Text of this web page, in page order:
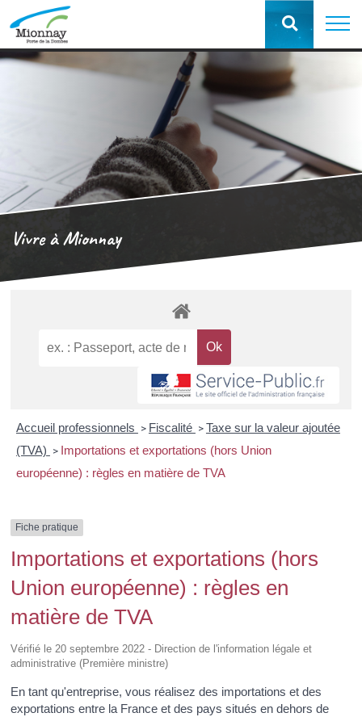
Vivre à Mionnay
Accueil professionnels > Fiscalité > Taxe sur la valeur ajoutée
(TVA) > Importations et exportations (hors Union
européenne) : règles en matière de TVA
Fiche pratique
Importations et exportations (hors
Union européenne) : règles en
matière de TVA
Vérifié le 20 septembre 2022 - Direction de l'information légale et
administrative (Première ministre)
En tant qu'entreprise, vous réalisez des importations et des
exportations entre la France et des pays situés en dehors de